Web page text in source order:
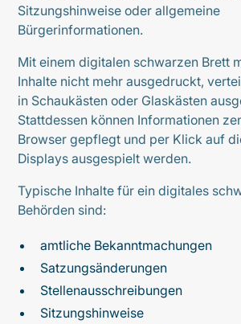
Sitzungshinweise oder allgemeine
Bürgerinformationen.
Mit einem digitalen schwarzen Brett
Inhalte nicht mehr ausgedruckt,
in Schaukästen oder Glaskästen
Stattdessen können Informationen
Browser gepflegt und per Klick auf
Displays ausgespielt werden.
Typische Inhalte für ein digitales
Behörden sind:
amtliche Bekanntmachungen
Satzungsänderungen
Stellenausschreibungen
Sitzungshinweise